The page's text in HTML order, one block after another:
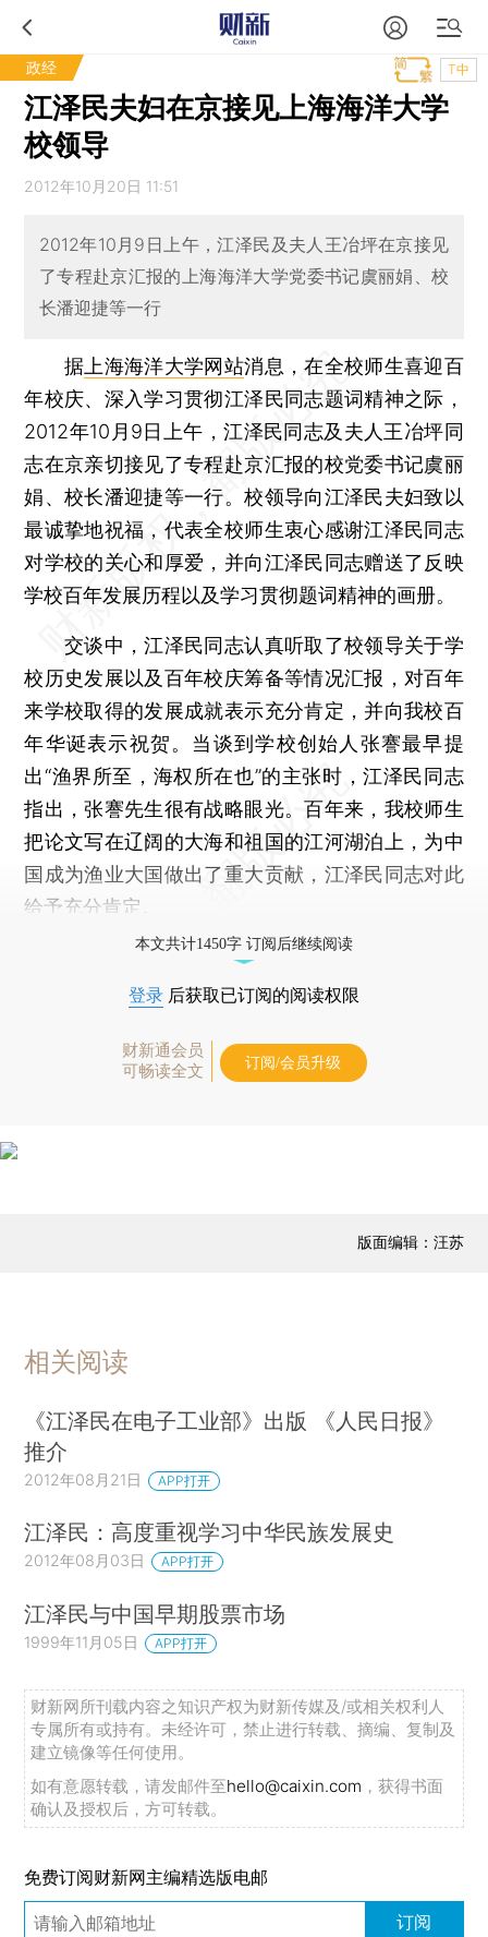
政经 T中
江泽民夫妇在京接见上海海洋大学
校领导
2012年10月20日 11:51
2012年10月9日上午，江泽民及夫人王冶坪在京接见
了专程赴京汇报的上海海洋大学党委书记虞丽娟、校
长潘迎捷等一行
据 上海海洋大学网站消息，在全校师生喜迎百
年校庆、深入学习贯彻江泽民同志题词精神之际，
2012年10月9日上午，江泽民同志及夫人王冶坪同
志在京亲切接见了专程赴京汇报的校党委书记虞丽
娟、校长潘迎捷等一行。校领导向江泽民夫妇致以
最诚挚地祝福，代表全校师生衷心感谢江泽民同志
对学校的关心和厚爱，并向江泽民同志赠送了反映
学校百年发展历程以及学习贯彻题词精神的画册。
交谈中，江泽民同志认真听取了校领导关于学
校历史发展以及百年校庆筹备等情况汇报，对百年
来学校取得的发展成就表示充分肯定，并向我校百
年华诞表示祝贺。当谈到学校创始人张謇最早提
出“渔界所至，海权所在也”的主张时，江泽民同志
指出，张謇先生很有战略眼光。百年来，我校师生
把论文写在辽阔的大海和祖国的江河湖泊上，为中
国成为渔业大国做出了重大贡献，江泽民同志对此
给予充分肯定。
本文共计1450字 订阅后继续阅读
登录 后获取已订阅的阅读权限
财新通会员
可畅读全文
订阅/会员升级
版面编辑：汪苏
相关阅读
《江泽民在电子工业部》出版 《人民日报》
推介
2012年08月21日 APP打开
江泽民：高度重视学习中华民族发展史
2012年08月03日 APP打开
江泽民与中国早期股票市场
1999年11月05日 APP打开
财新网所刊载内容之知识产权为财新传媒及/或相关权利人
专属所有或持有。未经许可，禁止进行转载、摘编、复制及
建立镜像等任何使用。
如有意愿转载，请发邮件至hello@caixin.com ，获得书面
确认及授权后，方可转载。
免费订阅财新网主编精选版电邮
订阅